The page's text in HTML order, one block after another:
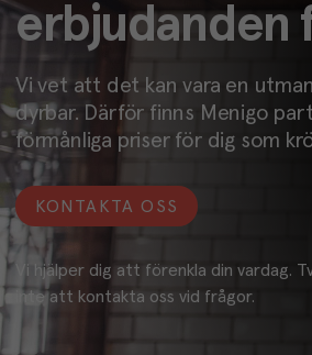
erbjudanden
Vi vet att det kan vara en
dyrbar. Därför finns Menigo
förmånliga priser för dig som
KONTAKTA OSS
Vi hjälper dig att förenkla din vardag.
inte att kontakta oss vid frågor.